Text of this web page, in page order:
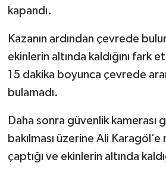
kapandı.
Kazanın ardından çevrede
ekinlerin altında kaldığını fark
15 dakika boyunca çevrede
bulamadı.
Daha sonra güvenlik kamerası
bakılması üzerine Ali Karagöl’e
çaptığı ve ekinlerin altında